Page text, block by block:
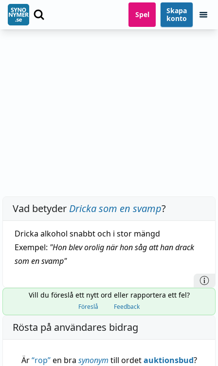
Spel
Skapa
konto
Vad betyder Dricka som en svamp?
Dricka alkohol snabbt och i stor mängd
Exempel: "Hon blev orolig när hon såg att han drack
som en svamp"
Vill du föreslå ett nytt ord eller rapportera ett fel?
Föreslå Feedback
Rösta på användares bidrag
Är“rop”en bra synonym till ordetauktionsbud?